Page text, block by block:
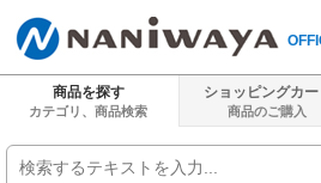
商品を探す
カテゴリ、商品検索
ショッピングカー
商品のご購入